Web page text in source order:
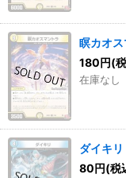
瞑カオ
180円(
在庫なし
ダイキ
80円(税